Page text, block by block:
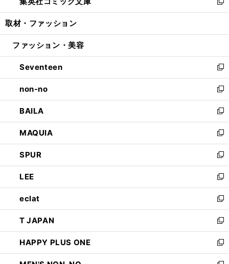
開
ド
ウ
開
ィ
ン
ウ
開
く
い
ウ
ン
ウ
で
開
く
新
し
ウ
ン
ド
ウ
で
開
く
取材・ファッション
ファッション・美容
Seventeen
新
し
い
ウ
ィ
ン
ド
ウ
で
開
く
non-no
新
し
い
ウ
ィ
ン
ド
ウ
で
開
く
BAILA
新
し
い
ウ
ィ
ン
ド
ウ
で
開
く
MAQUIA
新
し
い
ウ
ィ
ン
ド
ウ
で
開
く
SPUR
新
し
い
ウ
ィ
ン
ド
ウ
で
開
LEE
新
し
い
ウ
ィ
ン
ド
ウ
eclat
新
し
い
ウ
ィ
ン
T JAPAN
新
し
い
ウ
HAPPY PLUS ONE
新
し